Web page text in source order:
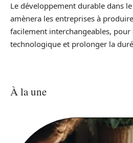
Le développement durable dans
amènera les entreprises à
facilement interchangeables,
technologique et prolonger la
À la une